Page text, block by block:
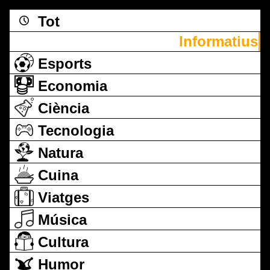
Tot
Informatius
Esports
Economia
Ciència
Tecnologia
Natura
Cuina
Viatges
Música
Cultura
Humor